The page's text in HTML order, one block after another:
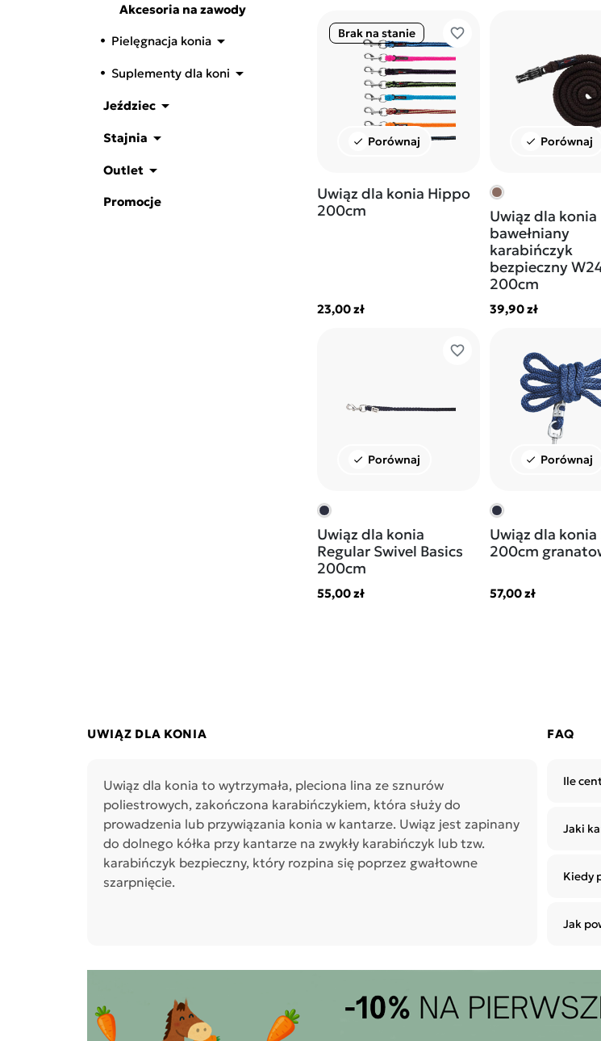
Akcesoria na zawody
Pielęgnacja konia 
Suplementy dla koni 
Jeździec 
Stajnia 
Outlet 
Promocje
favorite_border
check Porównaj
Brak na stanie
Uwiąz dla konia Hippo
200cm
23,00 zł
check Porównaj
Uwiąz dla konia
bawełniany
karabińczyk
bezpieczny
200cm
39,90 zł
favorite_border
check Porównaj
Uwiąz dla konia
Regular Swivel Basics
200cm
55,00 zł
check Porównaj
Uwiąz dla konia
200cm
57,00 zł
UWIĄZ DLA KONIA
Uwiąz dla konia to wytrzymała, pleciona lina ze sznurów
poliestrowych, zakończona karabińczykiem, która służy do
prowadzenia lub przywiązania konia w kantarze. Uwiąz jest zapinany
do dolnego kółka przy kantarze na zwykły karabińczyk lub tzw.
karabińczyk bezpieczny, który rozpina się poprzez gwałtowne
szarpnięcie.
FAQ
Ile
Jaki
Kiedy
Jak